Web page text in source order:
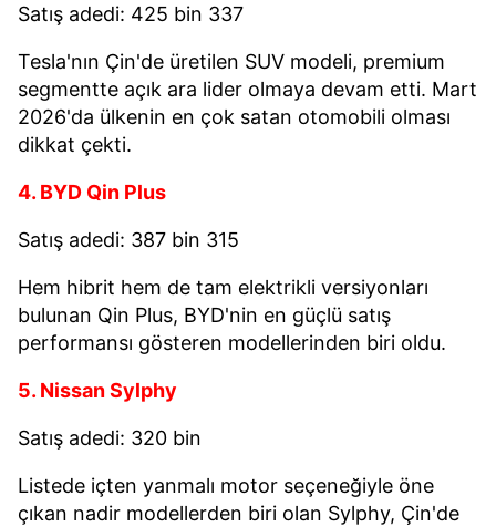
Satış adedi: 425 bin 337
Tesla'nın Çin'de üretilen SUV modeli, premium
segmentte açık ara lider olmaya devam etti. Mart
2026'da ülkenin en çok satan otomobili olması
dikkat çekti.
4. BYD Qin Plus
Satış adedi: 387 bin 315
Hem hibrit hem de tam elektrikli versiyonları
bulunan Qin Plus, BYD'nin en güçlü satış
performansı gösteren modellerinden biri oldu.
5. Nissan Sylphy
Satış adedi: 320 bin
Listede içten yanmalı motor seçeneğiyle öne
çıkan nadir modellerden biri olan Sylphy, Çin'de